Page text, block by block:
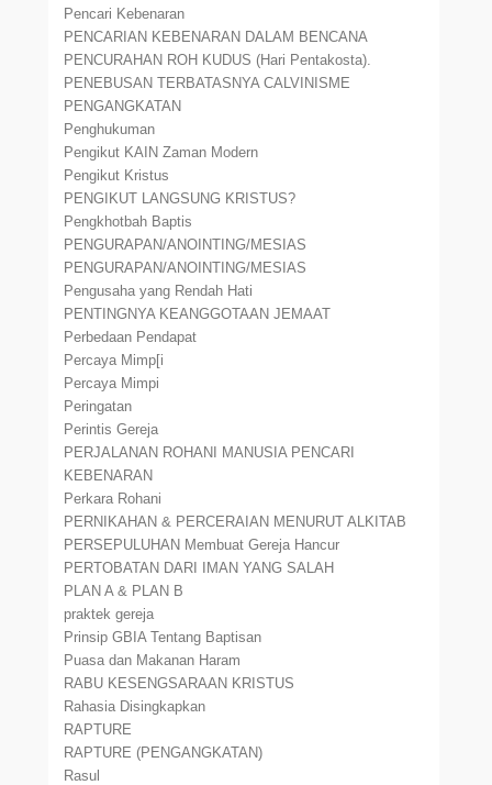
Pencari Kebenaran
PENCARIAN KEBENARAN DALAM BENCANA
PENCURAHAN ROH KUDUS (Hari Pentakosta).
PENEBUSAN TERBATASNYA CALVINISME
PENGANGKATAN
Penghukuman
Pengikut KAIN Zaman Modern
Pengikut Kristus
PENGIKUT LANGSUNG KRISTUS?
Pengkhotbah Baptis
PENGURAPAN/ANOINTING/MESIAS
PENGURAPAN/ANOINTING/MESIAS
Pengusaha yang Rendah Hati
PENTINGNYA KEANGGOTAAN JEMAAT
Perbedaan Pendapat
Percaya Mimp[i
Percaya Mimpi
Peringatan
Perintis Gereja
PERJALANAN ROHANI MANUSIA PENCARI
KEBENARAN
Perkara Rohani
PERNIKAHAN & PERCERAIAN MENURUT ALKITAB
PERSEPULUHAN Membuat Gereja Hancur
PERTOBATAN DARI IMAN YANG SALAH
PLAN A & PLAN B
praktek gereja
Prinsip GBIA Tentang Baptisan
Puasa dan Makanan Haram
RABU KESENGSARAAN KRISTUS
Rahasia Disingkapkan
RAPTURE
RAPTURE (PENGANGKATAN)
Rasul